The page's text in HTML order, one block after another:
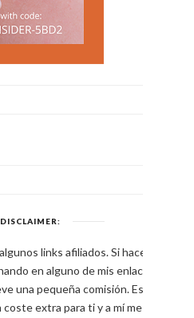
DISCLAIMER:
links afiliados. Si haces
en alguno de mis enlaces,
una pequeña comisión. Esto
extra para ti y a mí me